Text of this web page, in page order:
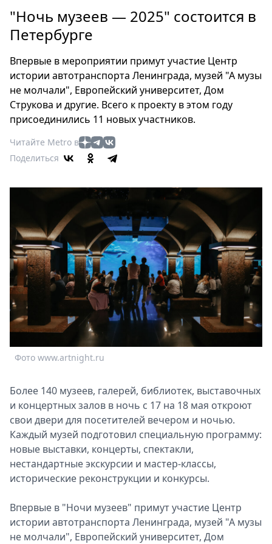
Россия
Мир
Еда
Туризм
Мода
Театр
Кино
Афиша
Выставки
Пресс-
релизы
О
Metro
Стримы
Спецпроекты
Звезды
Выборы
2026
Скачай
Metro
"Ночь музеев — 2025" состоится в
Петербурге
Впервые в мероприятии примут участие Центр
истории автотранспорта Ленинграда, музей "А музы
не молчали", Европейский университет, Дом
Струкова и другие. Всего к проекту в этом году
присоединились 11 новых участников.
Читайте Metro в
Поделиться
Фото www.artnight.ru
Более 140 музеев, галерей, библиотек, выставочных
и концертных залов в ночь с 17 на 18 мая откроют
свои двери для посетителей вечером и ночью.
Каждый музей подготовил специальную программу:
новые выставки, концерты, спектакли,
нестандартные экскурсии и мастер-классы,
исторические реконструкции и конкурсы.
Впервые в "Ночи музеев" примут участие Центр
истории автотранспорта Ленинграда, музей "А музы
не молчали", Европейский университет, Дом